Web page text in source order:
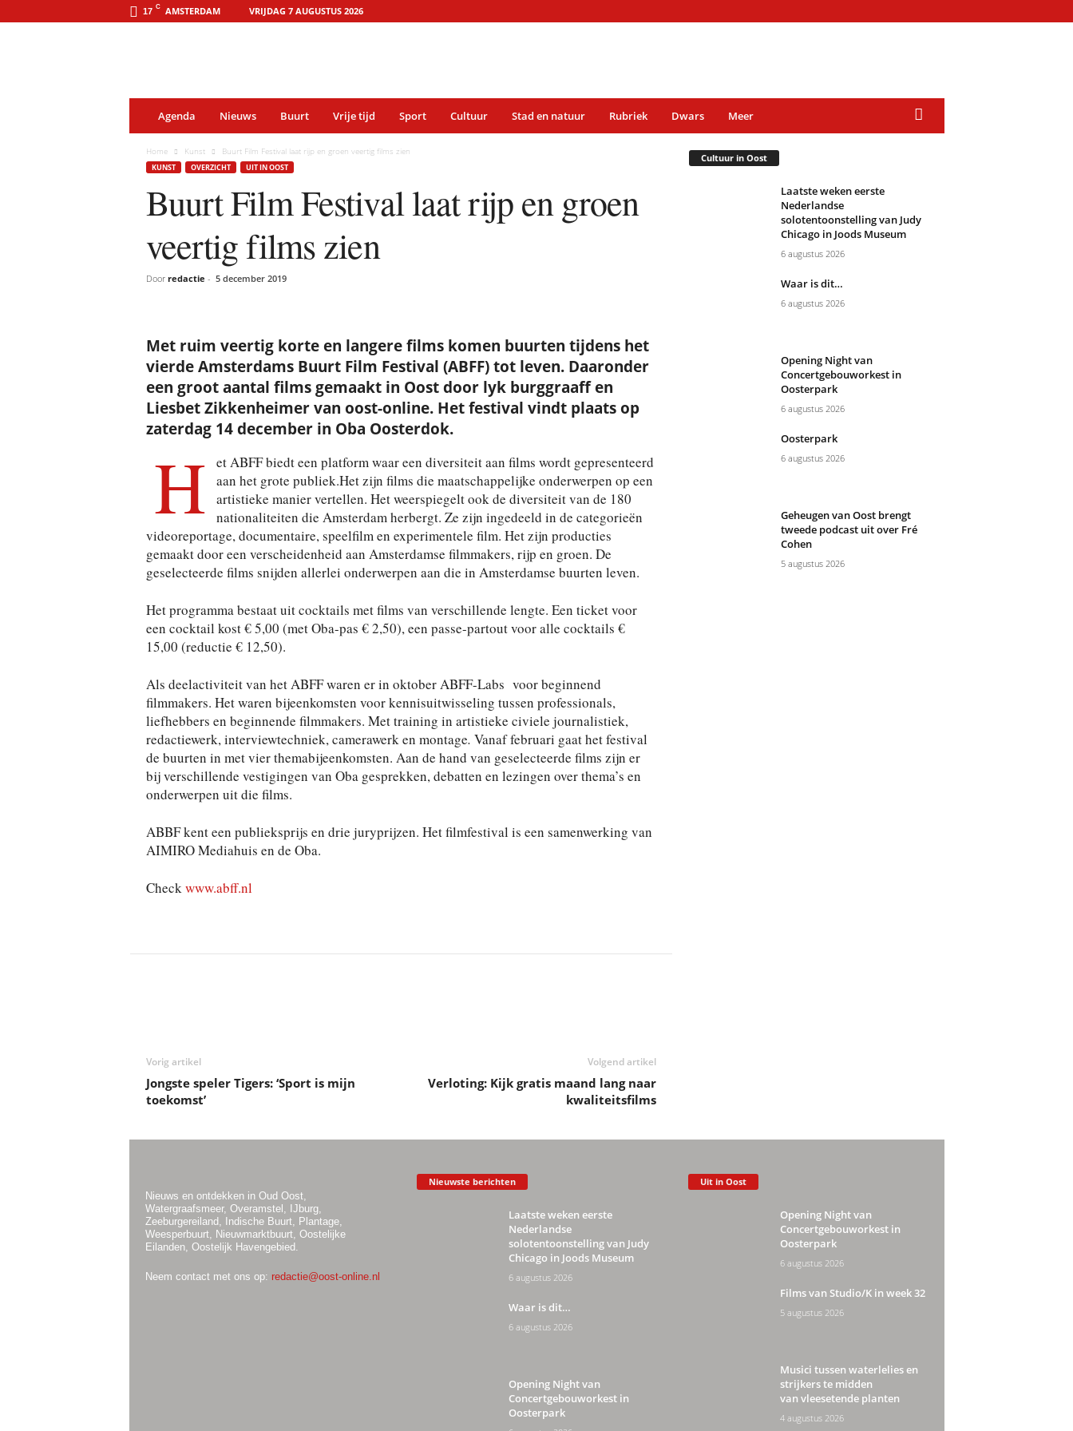
17 C AMSTERDAM VRIJDAG 7 AUGUSTUS 2026
o
o
l
e
Agenda Nieuws Buurt Vrije tijd Sport Cultuur Stad en natuur Rubriek Dwars Meer
Home Kunst Buurt Film Festival laat rijp en groen veertig films zien
KUNST OVERZICHT UIT IN OOST
Buurt Film Festival laat rijp en groen
veertig films zien
Door redactie - 5 december 2019
Met ruim veertig korte en langere films komen buurten tijdens het
vierde Amsterdams Buurt Film Festival (ABFF) tot leven. Daaronder
een groot aantal films gemaakt in Oost door lyk burggraaff en
Liesbet Zikkenheimer van oost-online. Het festival vindt plaats op
zaterdag 14 december in Oba Oosterdok.
H
et ABFF biedt een platform waar een diversiteit aan films wordt gepresenteerd
aan het grote publiek.Het zijn films die maatschappelijke onderwerpen op een
artistieke manier vertellen. Het weerspiegelt ook de diversiteit van de 180
nationaliteiten die Amsterdam herbergt. Ze zijn ingedeeld in de categorieën
videoreportage, documentaire, speelfilm en experimentele film. Het zijn producties
gemaakt door een verscheidenheid aan Amsterdamse filmmakers, rijp en groen. De
geselecteerde films snijden allerlei onderwerpen aan die in Amsterdamse buurten leven.
Het programma bestaat uit cocktails met films van verschillende lengte. Een ticket voor
een cocktail kost € 5,00 (met Oba-pas € 2,50), een passe-partout voor alle cocktails €
15,00 (reductie € 12,50).
Als deelactiviteit van het ABFF waren er in oktober ABFF-Labs voor beginnend
filmmakers. Het waren bijeenkomsten voor kennisuitwisseling tussen professionals,
liefhebbers en beginnende filmmakers. Met training in artistieke civiele journalistiek,
redactiewerk, interviewtechniek, camerawerk en montage. Vanaf februari gaat het festival
de buurten in met vier themabijeenkomsten. Aan de hand van geselecteerde films zijn er
bij verschillende vestigingen van Oba gesprekken, debatten en lezingen over thema’s en
onderwerpen uit die films.
ABBF kent een publieksprijs en drie juryprijzen. Het filmfestival is een samenwerking van
AIMIRO Mediahuis en de Oba.
Checkwww.abff.nl
Vorig artikel
Jongste speler Tigers: ‘Sport is mijn
toekomst’
Volgend artikel
Verloting: Kijk gratis maand lang naar
kwaliteitsfilms
Cultuur in Oost
Laatste weken eerste
Nederlandse
solotentoonstelling van Judy
Chicago in Joods Museum
6 augustus 2026
Waar is dit…
6 augustus 2026
Opening Night van
Concertgebouworkest in
Oosterpark
6 augustus 2026
Oosterpark
6 augustus 2026
Geheugen van Oost brengt
tweede podcast uit over Fré
Cohen
5 augustus 2026
Nieuws en ontdekken in Oud Oost,
Watergraafsmeer, Overamstel, IJburg,
Zeeburgereiland, Indische Buurt, Plantage,
Weesperbuurt, Nieuwmarktbuurt, Oostelijke
Eilanden, Oostelijk Havengebied.
Neem contact met ons op: redactie@oost-online.nl
Nieuwste berichten
Laatste weken eerste
Nederlandse
solotentoonstelling van Judy
Chicago in Joods Museum
6 augustus 2026
Waar is dit…
6 augustus 2026
Opening Night van
Concertgebouworkest in
Oosterpark
Uit in Oost
Opening Night van
Concertgebouworkest in
Oosterpark
6 augustus 2026
Films van Studio/K in week 32
5 augustus 2026
Musici tussen waterlelies en
strijkers te midden
van vleesetende planten
4 augustus 2026